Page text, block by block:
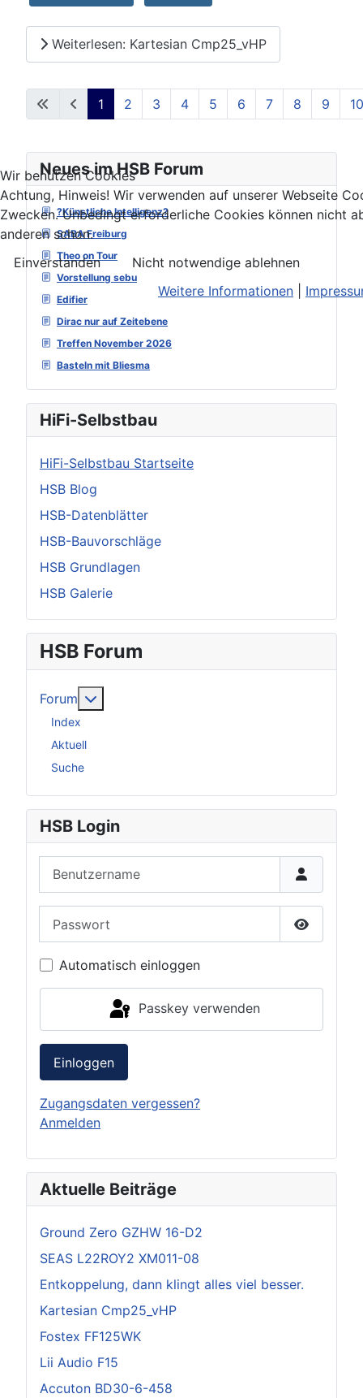
Neues im HSB Forum
?Künstliche Intelligenz?
SABA Freiburg
Theo on Tour
Vorstellung sebu
Edifier
Dirac nur auf Zeitebene
Treffen November 2026
Basteln mit Bliesma
HiFi-Selbstbau
HiFi-Selbstbau Startseite
HSB Blog
HSB-Datenblätter
HSB-Bauvorschläge
HSB Grundlagen
HSB Galerie
HSB Forum
Forum
Index
Aktuell
Suche
HSB Login
Passwort
Automatisch einloggen
Passkey verwenden
Einloggen
Zugangsdaten vergessen?
Anmelden
Aktuelle Beiträge
Ground Zero GZHW 16-D2
SEAS L22ROY2 XM011-08
Entkoppelung, dann klingt alles viel besser.
Kartesian Cmp25_vHP
Fostex FF125WK
Lii Audio F15
Accuton BD30-6-458
Weiterlesen: Kartesian Cmp25_vHP
Seite 1 von 129
1 2 3 4 5 6 7 8 9 10
Wir benutzen Cookies
Achtung, Hinweis! Wir verwenden auf unserer Webseite
Zwecken. Unbedingt erforderliche Cookies können nicht
anderen schon.
Einverstanden
Nicht notwendige ablehnen
Weitere Informationen